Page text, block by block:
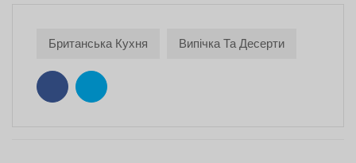
Британська Кухня Випічка Та Десерти